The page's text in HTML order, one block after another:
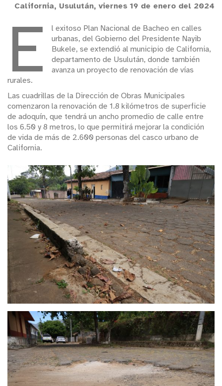
California, Usulután, viernes 19 de enero del 2024
E
l exitoso Plan Nacional de Bacheo en calles
urbanas, del Gobierno del Presidente Nayib
Bukele, se extendió al municipio de California,
departamento de Usulután, donde también
avanza un proyecto de renovación de vías
rurales.
Las cuadrillas de la Dirección de Obras Municipales
comenzaron la renovación de 1.8 kilómetros de superficie
de adoquín, que tendrá un ancho promedio de calle entre
los 6.50 y 8 metros, lo que permitirá mejorar la condición
de vida de más de 2.600 personas del casco urbano de
California.